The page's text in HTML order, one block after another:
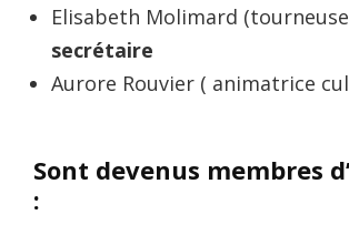
Elisabeth Molimard
secrétaire
Aurore Rouvier ( animatrice
Sont devenus membres
: